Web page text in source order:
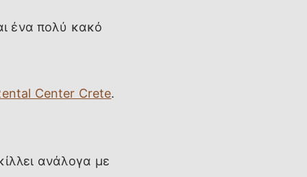
ένα πολύ κακό
Center Crete.
ανάλογα με